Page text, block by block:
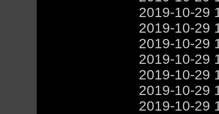
2019-10-29
2019-10-29
2019-10-29
2019-10-29
2019-10-29
2019-10-29
2019-10-29